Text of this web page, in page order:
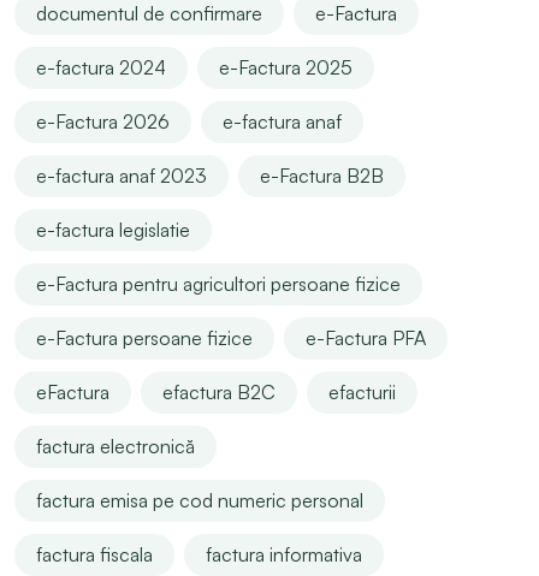
documentul de confirmare e-Factura
e-factura 2024 e-Factura 2025
e-Factura 2026 e-factura anaf
e-factura anaf 2023 e-Factura B2B
e-factura legislatie
e-Factura pentru agricultori persoane fizice
e-Factura persoane fizice e-Factura PFA
eFactura efactura B2C efacturii
factura electronică
factura emisa pe cod numeric personal
factura fiscala factura informativa